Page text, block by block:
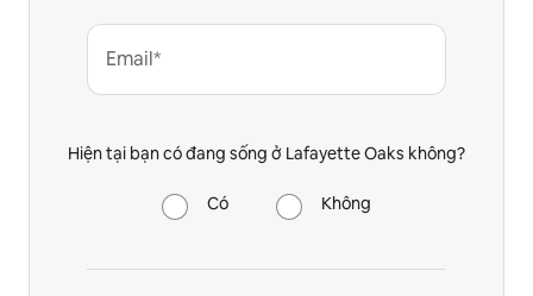
Email*
Hiện tại bạn có đang sống ở Lafayette Oaks không?
Có Không